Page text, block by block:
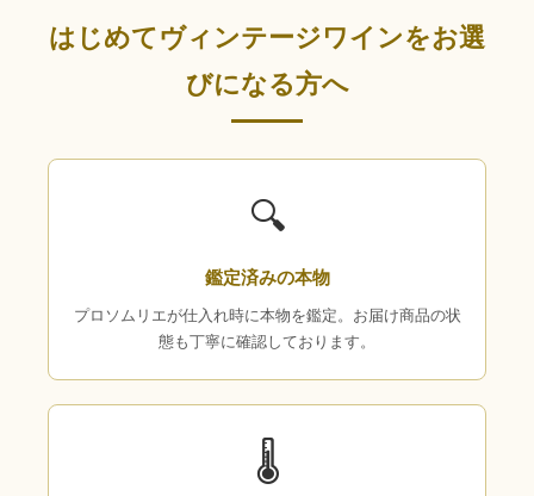
はじめてヴィンテージワインをお選
びになる方へ
🔍
鑑定済みの本物
プロソムリエが仕入れ時に本物を鑑定。お届け商品の状
態も丁寧に確認しております。
🌡